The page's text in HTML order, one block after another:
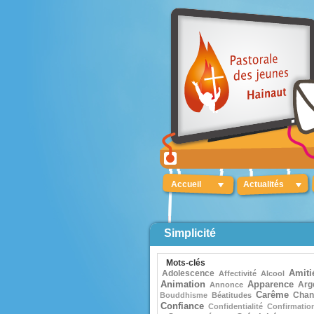
Accueil Actualités
Simplicité
Mots-clés
Adolescence Affectivité Alcool
Animation Annonce Apparence
Bouddhisme Béatitudes Carême
Confiance Confidentialité